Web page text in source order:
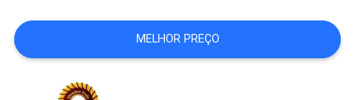
ORÇAMENTO
MAPA
MELHOR PREÇO